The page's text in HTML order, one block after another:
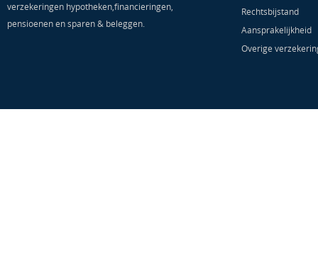
verzekeringen hypotheken,financieringen,
pensioenen en sparen & beleggen.
Rechtsbijstand
Aansprakelijkheid
Overige